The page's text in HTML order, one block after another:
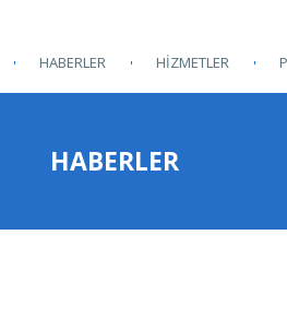
HABERLER HİZMETLER
HABERLER